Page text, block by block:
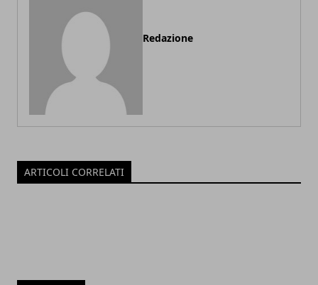
Redazione
ARTICOLI CORRELATI